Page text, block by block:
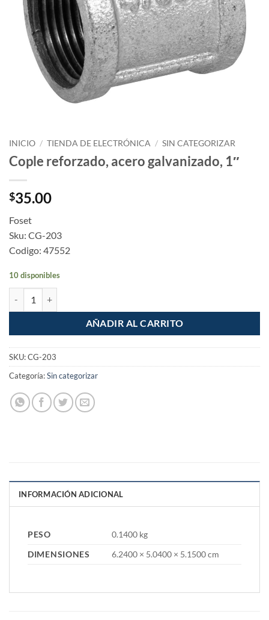
INICIO / TIENDA DE ELECTRÓNICA / SIN CATEGORIZAR
Cople reforzado, acero galvanizado, 1″
$35.00
Foset
Sku: CG-203
Codigo: 47552
10 disponibles
AÑADIR AL CARRITO
SKU:CG-203
Categoría:Sin categorizar
INFORMACIÓN ADICIONAL
PESO
0.1400 kg
DIMENSIONES
6.2400 × 5.0400 × 5.1500 cm